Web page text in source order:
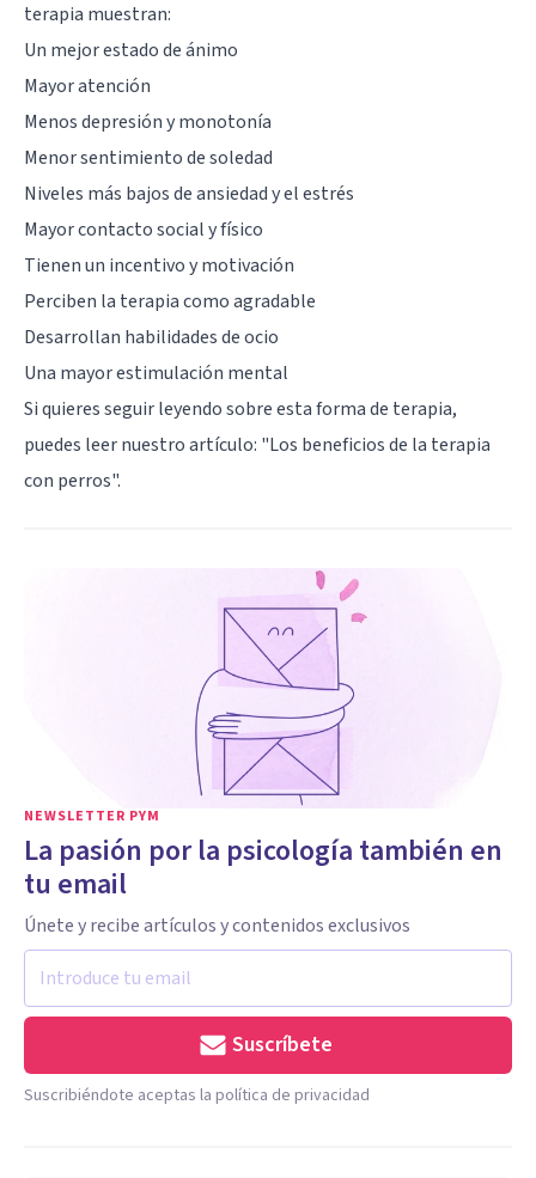
terapia muestran:
Un mejor estado de ánimo
Mayor atención
Menos depresión y monotonía
Menor sentimiento de soledad
Niveles más bajos de ansiedad y el estrés
Mayor contacto social y físico
Tienen un incentivo y motivación
Perciben la terapia como agradable
Desarrollan habilidades de ocio
Una mayor estimulación mental
Si quieres seguir leyendo sobre esta forma de terapia,
puedes leer nuestro artículo: "Los beneficios de la terapia
con perros".
NEWSLETTER PYM
La pasión por la psicología también en
tu email
Únete y recibe artículos y contenidos exclusivos
Suscríbete
Suscribiéndote aceptas la política de privacidad